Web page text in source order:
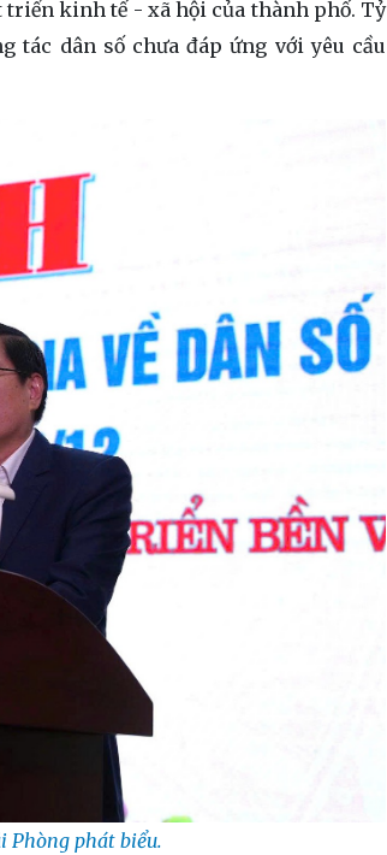
kinh tế - xã hội của thành phố. Tỷ
tác dân số chưa đáp ứng với yêu cầu
Phòng phát biểu.